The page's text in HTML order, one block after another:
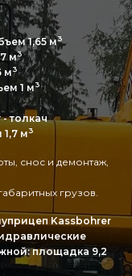
1,65 м3
м3
м3
1 м3
- толкач
м3
снос и демонтаж,
грузов.
Kassbohrer
площадка 9,2